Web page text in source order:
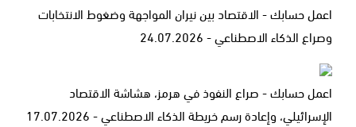
اعمل حسابك - الاقتصاد بين نيران المواجهة وضغوط الانتخابات
وصراع الذكاء الاصطناعي - 24.07.2026
اعمل حسابك - صراع النفوذ في هرمز، هشاشة الاقتصاد
الإسرائيلي، وإعادة رسم خريطة الذكاء الاصطناعي - 17.07.2026